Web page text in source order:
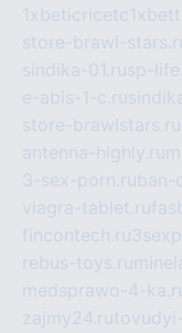
store-brawl-
sindika-01.rusp-
e-abis-1-c.ru
store-brawlstars.ru
antenna-highly.ru
3-sex-porn.ruban-
viagra-tablet.ru
fincontech.ru
rebus-toys.ru
medsprawo-4-
zajmy24.ru